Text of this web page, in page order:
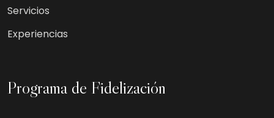
Servicios
Experiencias
Programa de Fidelización